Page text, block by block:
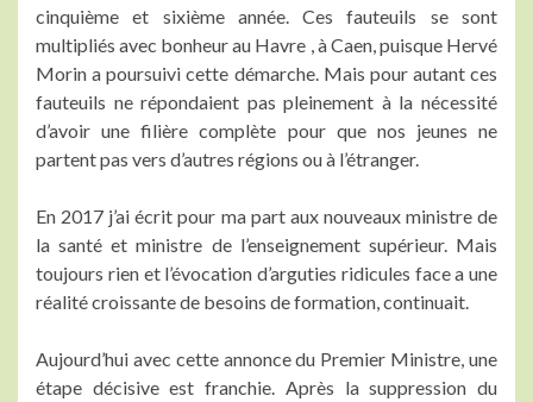
cinquième et sixième année. Ces fauteuils se sont
multipliés avec bonheur au Havre , à Caen, puisque Hervé
Morin a poursuivi cette démarche. Mais pour autant ces
fauteuils ne répondaient pas pleinement à la nécessité
d’avoir une filière complète pour que nos jeunes ne
partent pas vers d’autres régions ou à l’étranger.
En 2017 j’ai écrit pour ma part aux nouveaux ministre de
la santé et ministre de l’enseignement supérieur. Mais
toujours rien et l’évocation d’arguties ridicules face a une
réalité croissante de besoins de formation, continuait.
Aujourd’hui avec cette annonce du Premier Ministre, une
étape décisive est franchie. Après la suppression du